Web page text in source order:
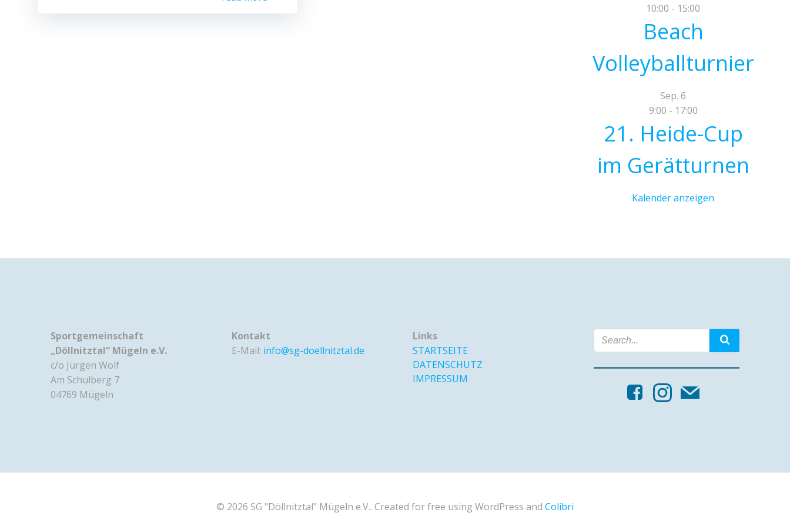
10:00 - 15:00
Beach
Volleyballturnier
Sep.6
9:00 - 17:00
21. Heide-Cup
im Gerätturnen
Kalender anzeigen
Sportgemeinschaft
„Döllnitztal“ Mügeln e.V.
c/o Jürgen Wolf
Am Schulberg 7
04769 Mügeln
Kontakt
E-Mail: info@sg-doellnitztal.de
Links
STARTSEITE
DATENSCHUTZ
IMPRESSUM
© 2026 SG "Döllnitztal" Mügeln e.V.. Created for free using WordPress and Colibri